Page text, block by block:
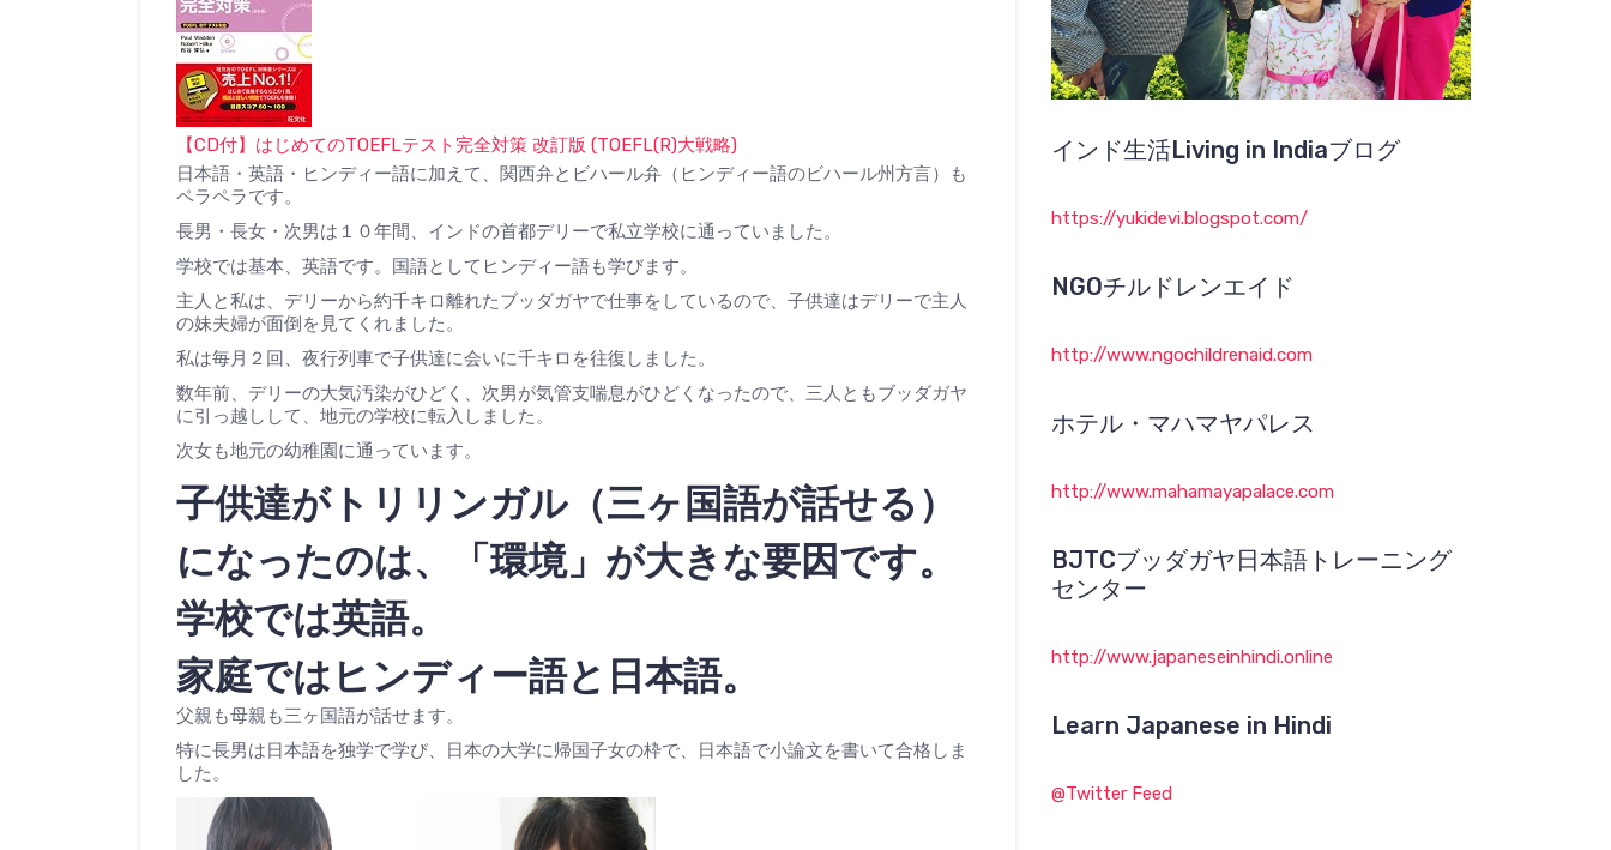
【CD付】はじめてのTOEFLテスト完全対策 改訂版 (TOEFL(R)大戦略)
日本語・英語・ヒンディー語に加えて、関西弁とビハール弁（ヒンディー語のビハール州方言）も
ペラペラです。
長男・長女・次男は１０年間、インドの首都デリーで私立学校に通っていました。
学校では基本、英語です。国語としてヒンディー語も学びます。
主人と私は、デリーから約千キロ離れたブッダガヤで仕事をしているので、子供達はデリーで主人
の妹夫婦が面倒を見てくれました。
私は毎月２回、夜行列車で子供達に会いに千キロを往復しました。
数年前、デリーの大気汚染がひどく、次男が気管支喘息がひどくなったので、三人ともブッダガヤ
に引っ越しして、地元の学校に転入しました。
次女も地元の幼稚園に通っています。
子供達がトリリンガル（三ヶ国語が話せる）
になったのは、「環境」が大きな要因です。
学校では英語。
家庭ではヒンディー語と日本語。
父親も母親も三ヶ国語が話せます。
特に長男は日本語を独学で学び、日本の大学に帰国子女の枠で、日本語で小論文を書いて合格しま
した。
インド生活Living in Indiaブログ
https://yukidevi.blogspot.com/
NGOチルドレンエイド
http://www.ngochildrenaid.com
ホテル・マハマヤパレス
http://www.mahamayapalace.com
BJTCブッダガヤ日本語トレーニング
センター
http://www.japaneseinhindi.online
Learn Japanese in Hindi
@Twitter Feed